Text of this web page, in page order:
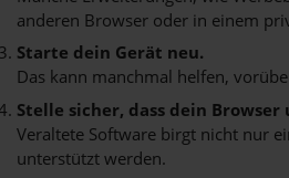
anderen Browser oder in einem
Starte dein Gerät neu.
Das kann manchmal helfen,
Stelle sicher, dass dein
Veraltete Software birgt nicht nur
unterstützt werden.